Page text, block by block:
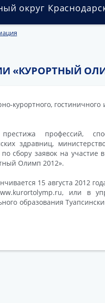
округ
«КУРОРТНЫЙ
курортного, гостиничного
профессий,
здравниц,
сбору заявок на участие
Олимп 2012».
15 августа 2012
или в
образования